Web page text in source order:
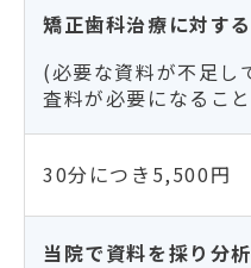
矯正歯科治療に対す
(必要な資料が不足し
査料が必要になるこ
30分につき5,500円
当院で資料を採り分